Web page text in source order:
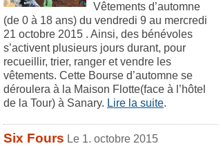
Vêtements d’automne
(de 0 à 18 ans) du vendredi 9 au mercredi
21 octobre 2015 . Ainsi, des bénévoles
s’activent plusieurs jours durant, pour
recueillir, trier, ranger et vendre les
vêtements. Cette Bourse d’automne se
déroulera à la Maison Flotte(face à l’hôtel
de la Tour) à Sanary. Lire la suite.
Six Fours Le 1. octobre 2015